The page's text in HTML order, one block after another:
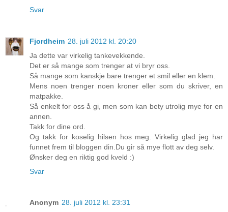
Svar
Fjordheim 28. juli 2012 kl. 20:20
Ja dette var virkelig tankevekkende.
Det er så mange som trenger at vi bryr oss.
Så mange som kanskje bare trenger et smil eller en klem.
Mens noen trenger noen kroner eller som du skriver, en
matpakke.
Så enkelt for oss å gi, men som kan bety utrolig mye for en
annen.
Takk for dine ord.
Og takk for koselig hilsen hos meg. Virkelig glad jeg har
funnet frem til bloggen din.Du gir så mye flott av deg selv.
Ønsker deg en riktig god kveld :)
Svar
Anonym 28. juli 2012 kl. 23:31